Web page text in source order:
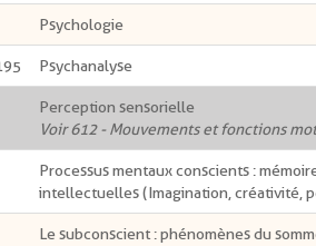
Psychologie
Psychanalyse
Perception sensorielle
Voir 612 - Mouvements et fonctions
Processus mentaux conscients :
intellectuelles (Imagination, créativité,
Le subconscient : phénomènes du